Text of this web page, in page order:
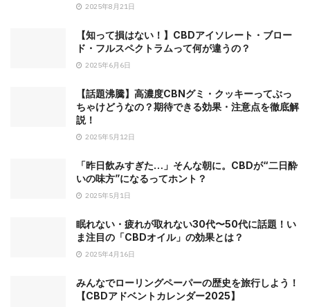
2025年8月21日
【知って損はない！】CBDアイソレート・ブロー
ド・フルスペクトラムって何が違うの？
2025年6月6日
【話題沸騰】高濃度CBNグミ・クッキーってぶっ
ちゃけどうなの？期待できる効果・注意点を徹底解
説！
2025年5月12日
「昨日飲みすぎた…」そんな朝に。CBDが“二日酔
いの味方”になるってホント？
2025年5月1日
眠れない・疲れが取れない30代〜50代に話題！い
ま注目の「CBDオイル」の効果とは？
2025年4月16日
みんなでローリングペーパーの歴史を旅行しよう！
【CBDアドベントカレンダー2025】